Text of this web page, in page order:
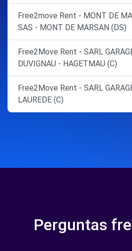
Free2move Rent - MONT DE
SAS - MONT DE MARSAN (DS)
Free2Move Rent - SARL
DUVIGNAU - HAGETMAU (C)
Free2Move Rent - SARL
LAUREDE (C)
Perguntas